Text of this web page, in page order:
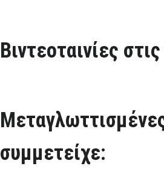
Βιντεοταινίες
συμμετείχε: